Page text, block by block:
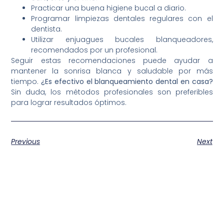
Practicar una buena higiene bucal a diario.
Programar limpiezas dentales regulares con el
dentista.
Utilizar enjuagues bucales blanqueadores,
recomendados por un profesional.
Seguir estas recomendaciones puede ayudar a
mantener la sonrisa blanca y saludable por más
tiempo.¿Es efectivo el blanqueamiento dental en casa?
Sin duda, los métodos profesionales son preferibles
para lograr resultados óptimos.
Previous Next